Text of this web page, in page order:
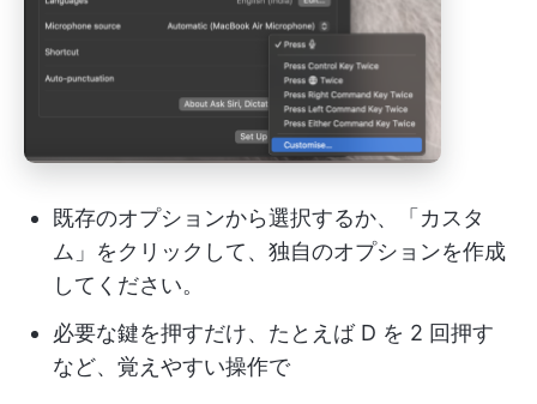
既存のオプションから選択するか、「カスタ
ム」をクリックして、独自のオプションを作成
してください。
必要な鍵を押すだけ、たとえば D を 2 回押す
など、覚えやすい操作で